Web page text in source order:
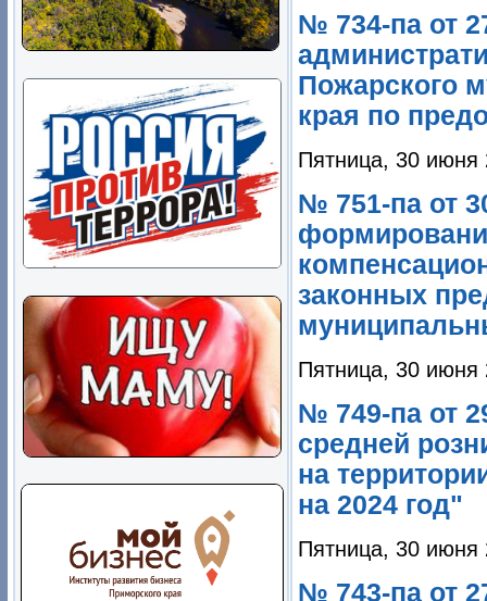
№ 734-па от
Пожарского
края по
Пятница, 30 июня
№ 751-па от
законных
Пятница, 30 июня
№ 749-па от
средней
на
на 2024 год"
Пятница, 30 июня
№ 743-па от